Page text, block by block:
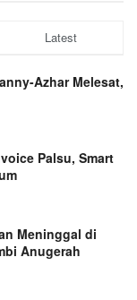
Latest
Azhar Melesat,
Palsu, Smart
Meninggal di
Anugerah